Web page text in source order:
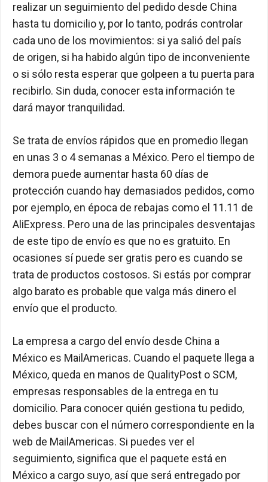
realizar un seguimiento del pedido desde China
hasta tu domicilio y, por lo tanto, podrás controlar
cada uno de los movimientos: si ya salió del país
de origen, si ha habido algún tipo de inconveniente
o si sólo resta esperar que golpeen a tu puerta para
recibirlo. Sin duda, conocer esta información te
dará mayor tranquilidad.
Se trata de envíos rápidos que en promedio llegan
en unas 3 o 4 semanas a México. Pero el tiempo de
demora puede aumentar hasta 60 días de
protección cuando hay demasiados pedidos, como
por ejemplo, en época de rebajas como el 11.11 de
AliExpress. Pero una de las principales desventajas
de este tipo de envío es que no es gratuito. En
ocasiones sí puede ser gratis pero es cuando se
trata de productos costosos. Si estás por comprar
algo barato es probable que valga más dinero el
envío que el producto.
La empresa a cargo del envío desde China a
México es MailAmericas. Cuando el paquete llega a
México, queda en manos de QualityPost o SCM,
empresas responsables de la entrega en tu
domicilio. Para conocer quién gestiona tu pedido,
debes buscar con el número correspondiente en la
web de MailAmericas. Si puedes ver el
seguimiento, significa que el paquete está en
México a cargo suyo, así que será entregado por